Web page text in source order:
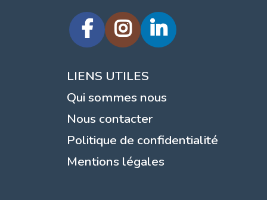
LIENS UTILES
Qui sommes nous
Nous contacter
Politique de confidentialité
Mentions légales